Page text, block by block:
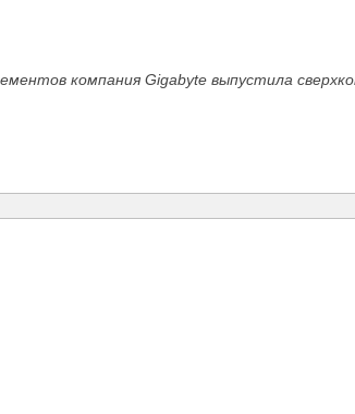
компания Gigabyte выпустила